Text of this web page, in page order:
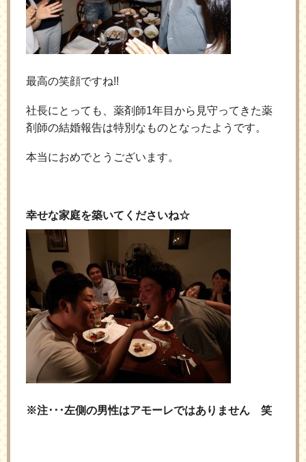
最高の笑顔ですね!!
社長にとっても、薬剤師1年目から見守ってきた薬
剤師の結婚報告は特別なものとなったようです。
本当におめでとうございます。
幸せな家庭を築いてくださいね☆
※注･･･左側の男性はアモーレではありません 笑